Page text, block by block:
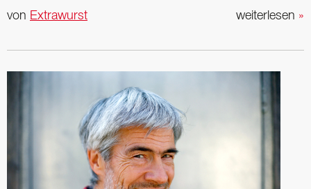
weiterlesen »
von Extrawurst